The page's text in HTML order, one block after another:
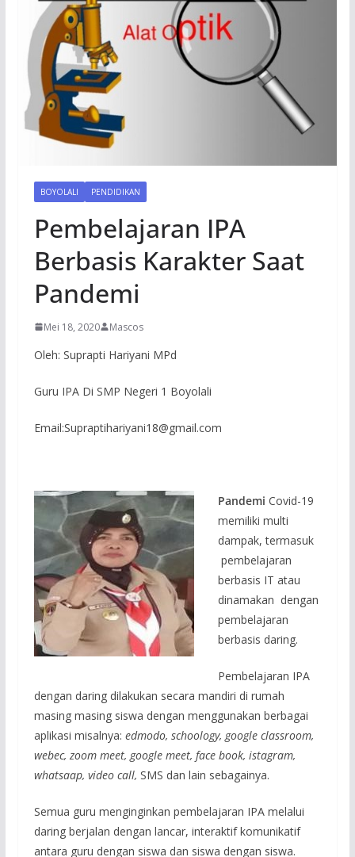
BOYOLALI PENDIDIKAN
Pembelajaran IPA
Berbasis Karakter Saat
Pandemi
Mei 18, 2020 Mascos
Oleh: Suprapti Hariyani MPd
Guru IPA Di SMP Negeri 1 Boyolali
Email:Supraptihariyani18@gmail.com
Pandemi Covid-19
memiliki multi
dampak, termasuk
pembelajaran
berbasis IT atau
dinamakan dengan
pembelajaran
berbasis daring.
Pembelajaran IPA
dengan daring dilakukan secara mandiri di rumah
masing masing siswa dengan menggunakan berbagai
aplikasi misalnya: edmodo, schoology, google classroom,
webec, zoom meet, google meet, face book, istagram,
whatsaap, video call, SMS dan lain sebagainya.
Semua guru menginginkan pembelajaran IPA melalui
daring berjalan dengan lancar, interaktif komunikatif
antara guru dengan siswa dan siswa dengan siswa.